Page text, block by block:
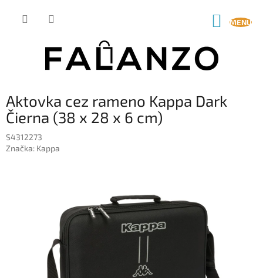
Aktovka cez rameno Kappa Dark
Čierna (38 x 28 x 6 cm)
S4312273
Značka: Kappa